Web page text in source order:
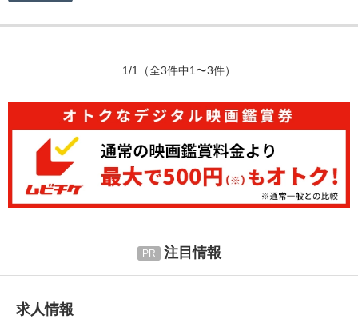
1/1 （全3件中1〜3件）
注目情報
求人情報